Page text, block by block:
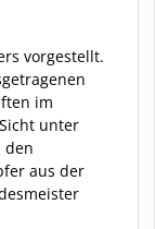
vorgestellt.
im
unter
den
aus der